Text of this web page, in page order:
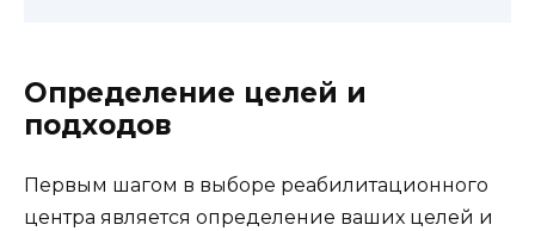
Определение целей и
подходов
Первым шагом в выборе реабилитационного
центра является определение ваших целей и